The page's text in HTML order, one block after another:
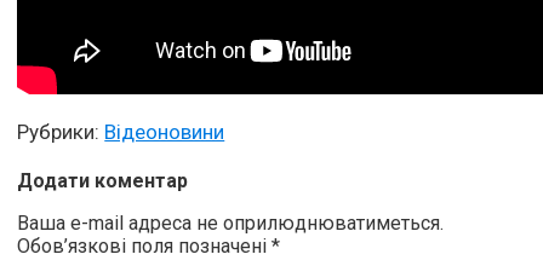
Рубрики: Відеоновини
Додати коментар
Ваша e-mail адреса не оприлюднюватиметься.
Обов’язкові поля позначені*